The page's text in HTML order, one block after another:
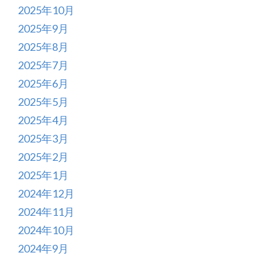
2025年10月
2025年9月
2025年8月
2025年7月
2025年6月
2025年5月
2025年4月
2025年3月
2025年2月
2025年1月
2024年12月
2024年11月
2024年10月
2024年9月